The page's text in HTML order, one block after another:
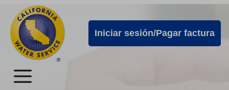
directamente
contenido
principal
Alertas
de
Cal
Water
Iniciar sesión/Pagar factura
Menú